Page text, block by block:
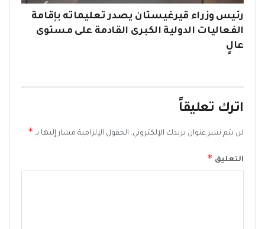
رئيس وزراء قيرغيستان يصدر تعليماته بإقامة
الفعاليات الدولية الكبرى القادمة على مستوى
عالٍ
اترك تعليقاً
لن يتم نشر عنوان بريدك الإلكتروني. الحقول الإلزامية مشار إليها بـ *
التعليق *